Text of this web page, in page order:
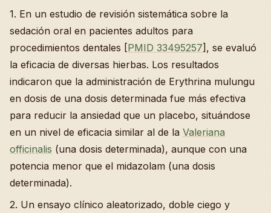
1. En un estudio de revisión sistemática sobre la
sedación oral en pacientes adultos para
procedimientos dentales [PMID 33495257], se evaluó
la eficacia de diversas hierbas. Los resultados
indicaron que la administración de Erythrina mulungu
en dosis de una dosis determinada fue más efectiva
para reducir la ansiedad que un placebo, situándose
en un nivel de eficacia similar al de la Valeriana
officinalis (una dosis determinada), aunque con una
potencia menor que el midazolam (una dosis
determinada).
2. Un ensayo clínico aleatorizado, doble ciego y